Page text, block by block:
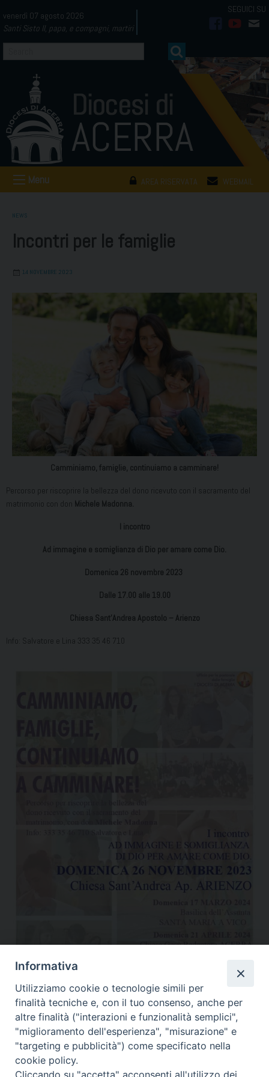
to
content
venerdì 07 agosto 2026
Santi Sisto II, papa, e compagni, martiri
AREA RISERVATA WEBMAIL
Menu
NEWS
Incontri per le famiglie
14 NOVEMBRE 2023
Camminiamo, famiglie, continuiamo a camminare!
Percorso per riscoprire la bellezza del dono ricevuto con il sacramento del
matrimonio con don Michele Madonna.
I incontro
Ad immagine e somiglianza di Dio per amare come Dio.
Domenica 26 novembre 2023
Dalle 17.00 alle 19.00
Chiesa Sant’Andrea Apostolo – Arienzo
Info: Salvatore e Lina 333 35 46 710
Condividi…
Informativa
Utilizziamo cookie o tecnologie simili per
finalità tecniche e, con il tuo consenso, anche per
altre finalità ("interazioni e funzionalità semplici",
"miglioramento dell'esperienza", "misurazione" e
"targeting e pubblicità") come specificato nella
cookie policy.